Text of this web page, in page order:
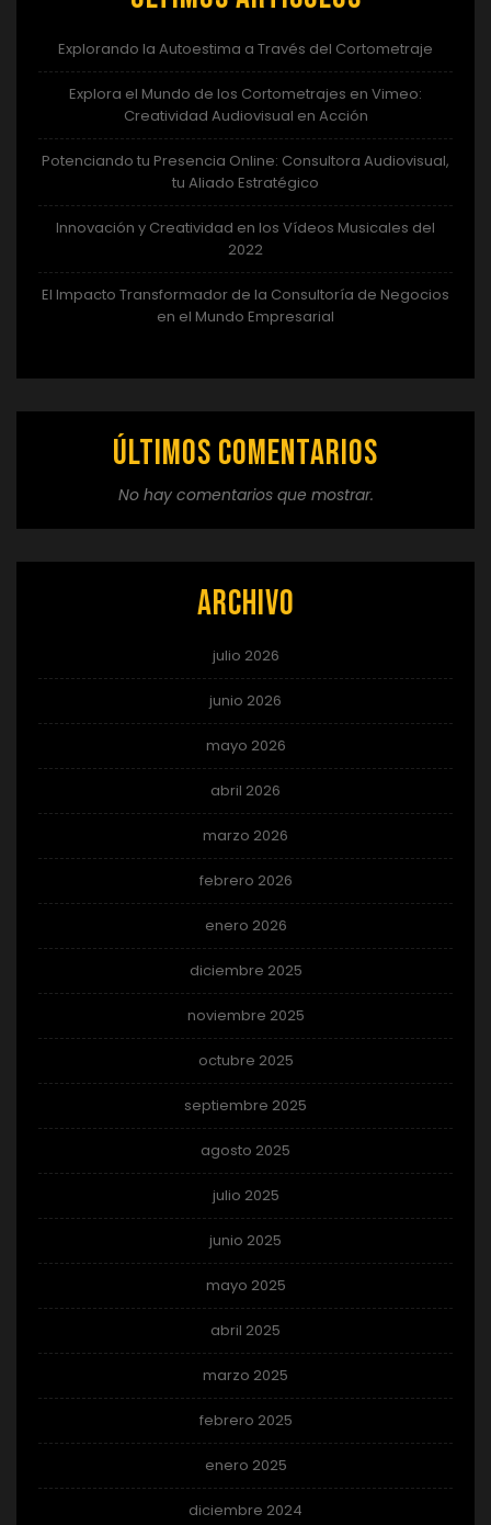
Explorando la Autoestima a Través del Cortometraje
Explora el Mundo de los Cortometrajes en Vimeo:
Creatividad Audiovisual en Acción
Potenciando tu Presencia Online: Consultora Audiovisual,
tu Aliado Estratégico
Innovación y Creatividad en los Vídeos Musicales del
2022
El Impacto Transformador de la Consultoría de Negocios
en el Mundo Empresarial
Últimos comentarios
No hay comentarios que mostrar.
Archivo
julio 2026
junio 2026
mayo 2026
abril 2026
marzo 2026
febrero 2026
enero 2026
diciembre 2025
noviembre 2025
octubre 2025
septiembre 2025
agosto 2025
julio 2025
junio 2025
mayo 2025
abril 2025
marzo 2025
febrero 2025
enero 2025
diciembre 2024